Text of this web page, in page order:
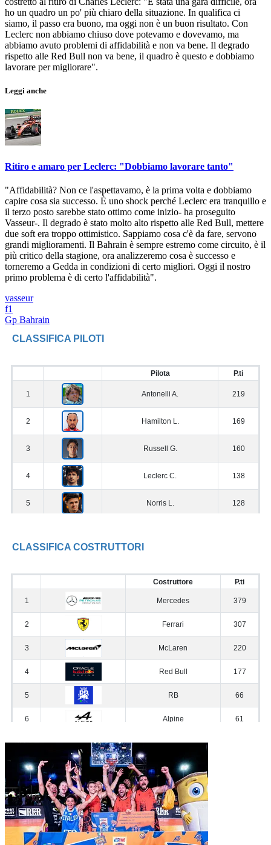
ho un quadro un po' più chiaro della situazione. In qualifica ci
siamo, il passo era buono, ma oggi non è un buon risultato. Con
Leclerc non abbiamo chiuso dove potevamo e dovevamo, ma
abbiamo avuto problemi di affidabilità e non va bene. Il degrado
rispetto alle Red Bull non va bene, il quadro è questo e dobbiamo
lavorare per migliorare".
Leggi anche
Ritiro e amaro per Leclerc: "Dobbiamo lavorare tanto"
"Affidabilità? Non ce l'aspettavamo, è la prima volta e dobbiamo
capire cosa sia successo. È uno shock perché Leclerc era tranquillo e
il terzo posto sarebbe stato ottimo come inizio- ha proseguito
Vasseur-. Il degrado è stato molto alto rispetto alle Red Bull, mettere
due soft era troppo ottimistico. Sappiamo cosa c'è da fare, servono
grandi miglioramenti. Il Bahrain è sempre estremo come circuito, è il
più critico della stagione, ora analizzeremo cosa è successo e
torneremo a Gedda in condizioni di certo migliori. Oggi il nostro
primo problema è di certo l'affidabilità".
vasseur
f1
Gp Bahrain